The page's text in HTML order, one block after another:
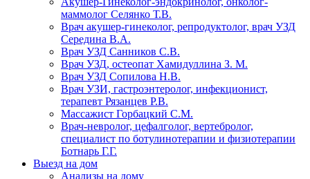
маммолог Селянко Т.В.
Врач акушер-гинеколог, репродуктолог, врач УЗД
Середина В.А.
Врач УЗД Санников С.В.
Врач УЗД, остеопат Хамидуллина З. М.
Врач УЗД Сопилова Н.В.
Врач УЗИ, гастроэнтеролог, инфекционист,
терапевт Рязанцев Р.В.
Массажист Горбацкий С.М.
Врач-невролог, цефалголог, вертебролог,
специалист по ботулинотерапии и физиотерапии
Ботнарь Г.Г.
Выезд на дом
Анализы на дому